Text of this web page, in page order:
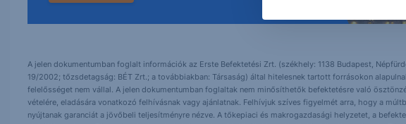
A jelen dokumentumban foglalt információk az Erste Befektetési Zrt. (székhely: 1138 Budapest,
19/2002; tőzsdetagság: BÉT Zrt.; a továbbiakban: Társaság) által hitelesnek tartott forrásokon
felelősséget nem vállal. A jelen dokumentumban foglaltak nem minősíthetők befektetésre való
vételére, eladására vonatkozó felhívásnak vagy ajánlatnak. Felhívjuk szíves figyelmét arra, hogy a
nyújtanak garanciát a jövőbeli teljesítményre nézve. A tőkepiaci és makrogazdasági helyzetet, a